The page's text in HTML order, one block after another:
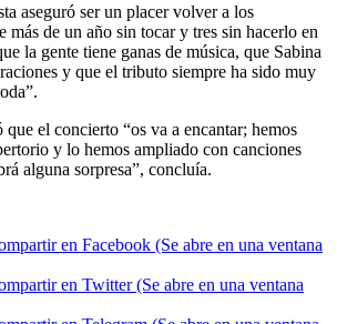
aseguró ser un placer volver a los
más de un año sin tocar y tres sin hacerlo en
la gente tiene ganas de música, que Sabina
y que el tributo siempre ha sido muy
el concierto “os va a encantar; hemos
y lo hemos ampliado con canciones
alguna sorpresa”, concluía.
en Facebook (Se abre en una ventana
en Twitter (Se abre en una ventana